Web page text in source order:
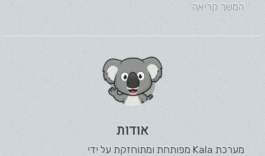
המשך קריאה
אודות
מערכת Kala מפותחת ומתוחזקת על ידי